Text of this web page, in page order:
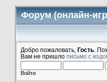
Форум (онлайн-
Добро пожаловать, Гость .
Вам не пришло письмо с
Войти